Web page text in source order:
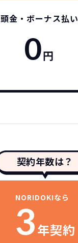
頭金・ボーナス払い
0円
契約年数は？
NORIDOKIなら
3年契約